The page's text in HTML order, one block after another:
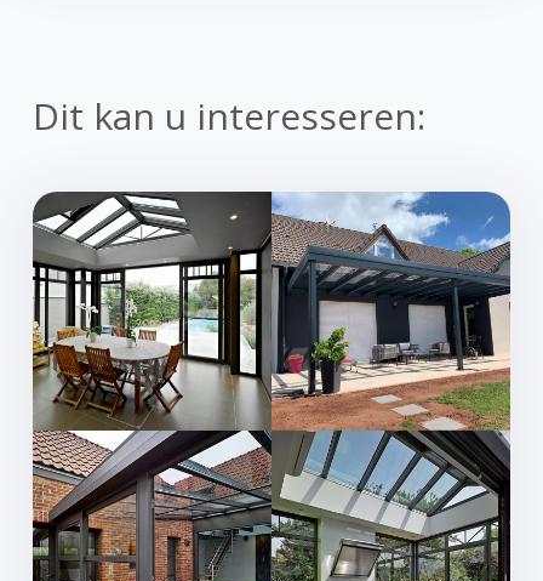
Dit kan u interesseren: